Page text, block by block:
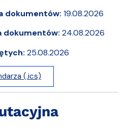
dokumentów: 19.08.2026
dokumentów: 24.08.2026
25.08.2026
(.ics)